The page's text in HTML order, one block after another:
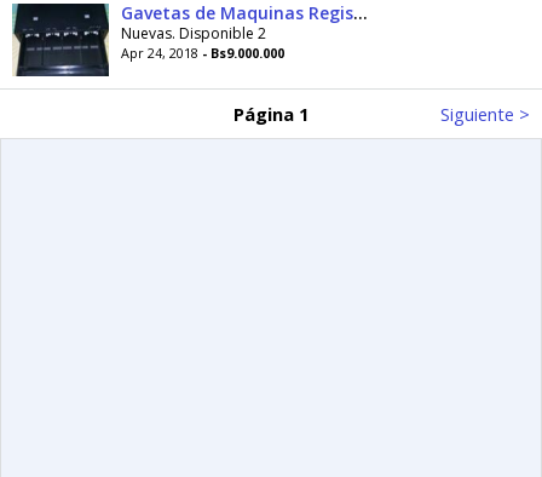
Gavetas de Maquinas Registradora
Nuevas. Disponible 2
Apr 24, 2018 - Bs9.000.000
Página 1 Siguiente >